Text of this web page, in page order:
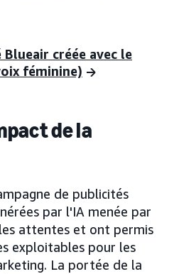
créée avec le
féminine)
de la
de publicités
par l'IA menée par
attentes et ont permis
exploitables pour les
La portée de la